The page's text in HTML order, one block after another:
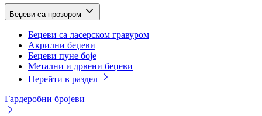
Беџеви са прозором
Беџеви са ласерском гравуром
Акрилни беџеви
Беџеви пуне боје
Метални и дрвени беџеви
Перейти в раздел
Гардеробни бројеви